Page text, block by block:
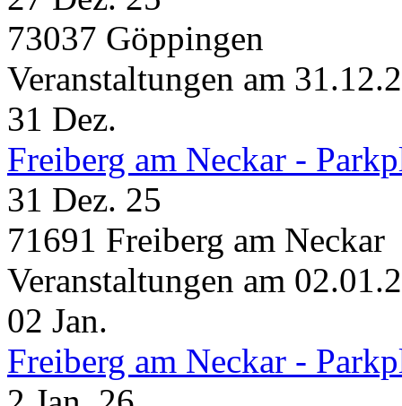
73037 Göppingen
Veranstaltungen am
31 Dez.
Freiberg am Neckar -
31 Dez. 25
71691 Freiberg am Neckar
Veranstaltungen am
02 Jan.
Freiberg am Neckar -